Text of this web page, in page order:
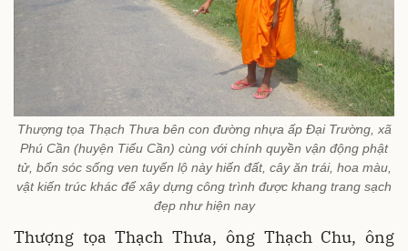
Thượng tọa Thạch Thưa bên con đường nhựa ấp Ðại Trường, xã
Phú Cần (huyện Tiểu Cần) cùng với chính quyền vận động phật
tử, bổn sóc sống ven tuyến lộ này hiến đất, cây ăn trái, hoa màu,
vật kiến trúc khác để xây dựng công trình được khang trang sạch
đẹp như hiện nay
Thượng tọa Thạch Thưa, ông Thạch Chu, ông